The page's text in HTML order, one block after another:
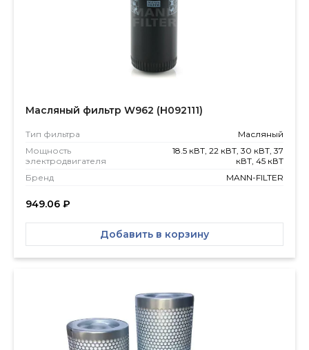
Масляный фильтр W962 (Н092111)
Тип фильтра
Масляный
Мощность
электродвигателя
18.5 кВТ, 22 кВТ, 30 кВТ, 37
кВТ, 45 кВТ
Бренд
MANN-FILTER
949.06 ₽
Добавить в корзину